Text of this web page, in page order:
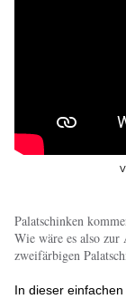
Palatschinken
Wie wäre es also
zweifärbigen
In dieser